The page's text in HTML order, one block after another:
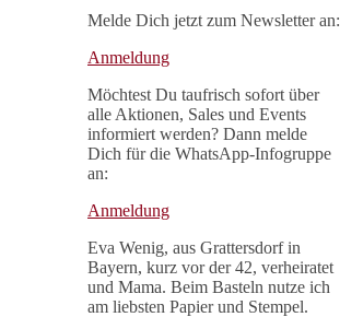
Melde Dich jetzt zum Newsletter an:
Anmeldung
Möchtest Du taufrisch sofort über
alle Aktionen, Sales und Events
informiert werden? Dann melde
Dich für die WhatsApp-Infogruppe
an:
Anmeldung
Eva Wenig, aus Grattersdorf in
Bayern, kurz vor der 42, verheiratet
und Mama. Beim Basteln nutze ich
am liebsten Papier und Stempel.